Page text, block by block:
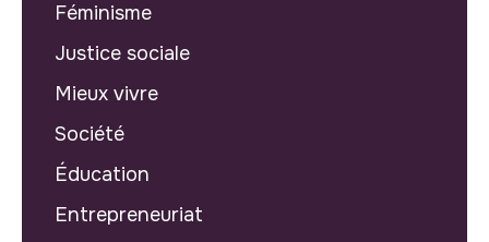
Féminisme
Justice sociale
Mieux vivre
Société
Éducation
Entrepreneuriat